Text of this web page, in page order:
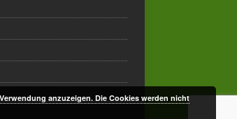
anzuzeigen. Die Cookies werden nicht